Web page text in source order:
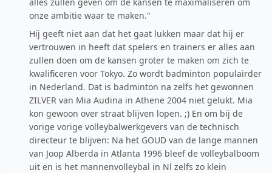
onze ambitie waar te maken."
Hij geeft niet aan dat het gaat lukken maar dat hij er
vertrouwen in heeft dat spelers en trainers er alles aan
zullen doen om de kansen groter te maken om zich te
kwalificeren voor Tokyo. Zo wordt badminton populairder
in Nederland. Dat is badminton na zelfs het gewonnen
ZILVER van Mia Audina in Athene 2004 niet gelukt. Mia
kon gewoon over straat blijven lopen. ;) En om bij de
vorige vorige volleybalwerkgevers van de technisch
directeur te blijven: Na het GOUD van de lange mannen
van Joop Alberda in Atlanta 1996 bleef de volleybalboom
uit en is het mannenvolleybal in Nl zelfs zo klein